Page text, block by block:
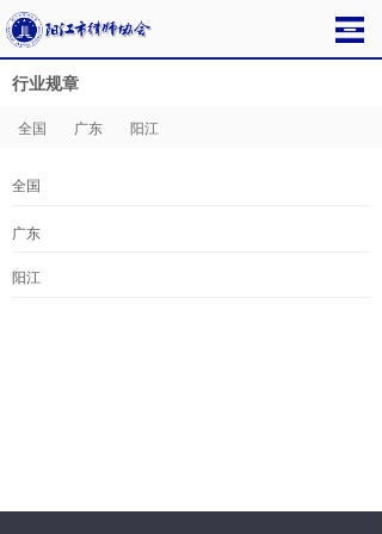
行业规章
全国 广东 阳江
全国
广东
阳江